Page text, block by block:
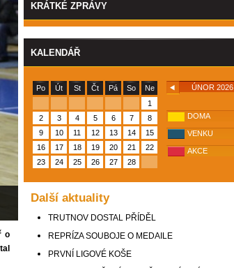
o
KRÁTKÉ ZPRÁVY
KALENDÁŘ
ÚNOR 2026
DOMA
VENKU
AKCE
Po Út St Čt Pá So
Ne
1
2
3 4 5 6 7
8
9
10 11 12 13 14
15
16
17 18 19 20 21
22
23
24 25 26 27 28
Další aktuality
TRUTNOV DOSTAL PŘÍDĚL
REPRÍZA SOUBOJE O MEDAILE
PRVNÍ LIGOVÉ KOŠE